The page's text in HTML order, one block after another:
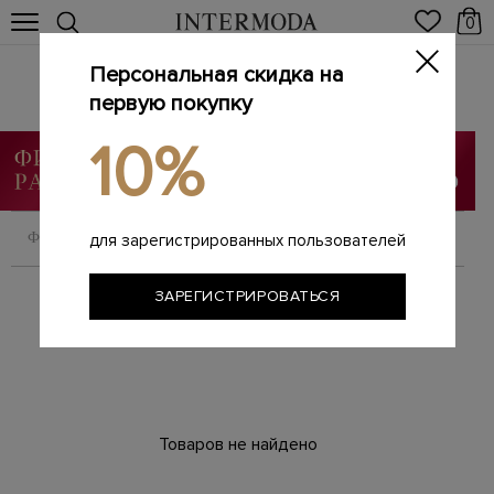
0
Женская одежда
Главная / Женщинам / Одежда
ФИЛЬТРОВАТЬ СОРТИРОВАТЬ
Товаров не найдено
Персональная скидка на
первую покупку
10%
для зарегистрированных пользователей
ЗАРЕГИСТРИРОВАТЬСЯ